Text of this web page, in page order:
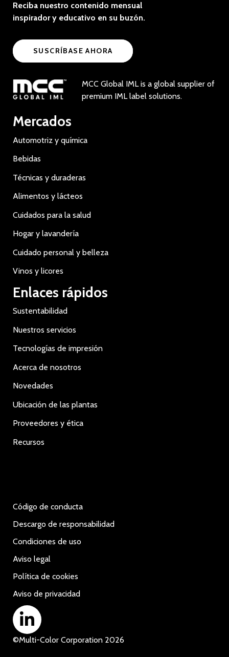
Reciba nuestro contenido mensual
inspirador y educativo en su buzón.
SUSCRÍBASE AHORA
MCC Global IML is a global supplier of
premium IML label solutions.
Mercados
Automotriz y química
Bebidas
Técnicas y duraderas
Alimentos y lácteos
Cuidados para la salud
Hogar y lavandería
Cuidado personal y belleza
Vinos y licores
Enlaces rápidos
Sustentabilidad
Nuestros servicios
Tecnologías de impresión
Acerca de nosotros
Novedades
Ubicación de las plantas
Proveedores y ética
Recursos
©Multi-Color Corporation 2026
Código de conducta
Descargo de responsabilidad
Condiciones de uso
Aviso legal
Política de cookies
Aviso de privacidad